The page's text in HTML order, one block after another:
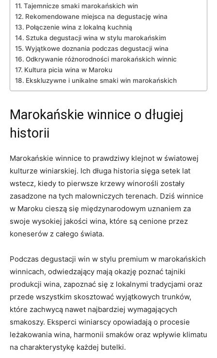
Tajemnicze smaki ⁢marokańskich win
Rekomendowane ‌miejsca ⁣na degustację wina
Połączenie wina ‍z lokalną‌ kuchnią
Sztuka ‌degustacji⁤ wina w stylu marokańskim
Wyjątkowe doznania⁤ podczas degustacji wina
Odkrywanie różnorodności marokańskich winnic
Kultura picia wina w Maroku
Ekskluzywne i unikalne smaki win marokańskich
Marokańskie winnice o długiej
historii
Marokańskie winnice to prawdziwy klejnot‌ w światowej
⁢kulturze winiarskiej. Ich długa historia sięga ‍setek lat
wstecz, kiedy to⁤ pierwsze krzewy winorośli zostały
⁤zasadzone na tych malowniczych terenach. Dziś winnice
w‌ Maroku cieszą się międzynarodowym uznaniem za
swoje wysokiej jakości wina, które są cenione⁣ przez
koneserów z ‍całego świata.
Podczas⁣ degustacji win w stylu⁤ premium w marokańskich
winnicach, ​odwiedzający mają okazję poznać tajniki‌
produkcji ⁣wina, ‌zapoznać się z lokalnymi tradycjami ⁤oraz
przede wszystkim skosztować wyjątkowych‍ trunków,⁤
które ⁣zachwycą‌ nawet najbardziej wymagających
⁢smakoszy. Eksperci winiarscy opowiadają o procesie
leżakowania wina, ‌harmonii smaków oraz wpływie ‌klimatu‌
na charakterystykę każdej butelki.